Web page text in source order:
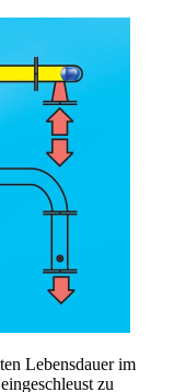
Lebensdauer im
zu